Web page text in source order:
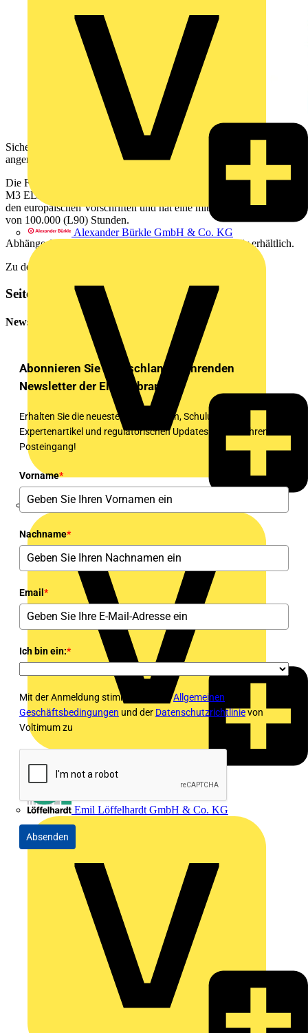
Alexander Bürkle GmbH & Co. KG
eldis electro distributor GmbH
Emil Löffelhardt GmbH & Co. KG
Sicherheit ist für Gebäudeeigentümer wichtig, und daher ist eine
angemessene Notbeleuchtung ein wichtiges Anliegen für Sie.
Die Fluchtwegleuchte von Philips (EM159C WL/CM EXIT SIGN
M3 ELP LEG WH) mit integriertem Akku für 3 Stunden entspricht
den europäischen Vorschriften und hat eine mittler Nutzlebensdauer
von 100.000 (L90) Stunden.
Abhänge-Set und T Deckeneinbau-Set sind als Zubehör erhältlich.
Zu den Produkten
Seitenleiste
Newsletter
Abonnieren Sie Deutschlands führenden
Newsletter der Elektrobranche!
Erhalten Sie die neuesten Nachrichten, Schulungen,
Expertenartikel und regulatorischen Updates direkt in Ihren
Posteingang!
Vorname*
Nachname*
Email *
Ich bin ein:*
Mit der Anmeldung stimmen Sie denAllgemeinen
Geschäftsbedingungen und der Datenschutzrichtlinievon
Voltimum zu
Absenden